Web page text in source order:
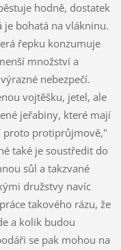
hodně, dostatek
bohatá na vlákninu.
řepku konzumuje
množství a
nebezpečí.
vojtěšku, jetel, ale
jeřabiny, které mají
proto protiprůjmově,"
také je soustředit do
sůl a takzvané
družstvy navíc
takového rázu, že
a kolik budou
se pak mohou na